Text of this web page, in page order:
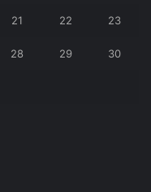
21 22 23
28 29 30